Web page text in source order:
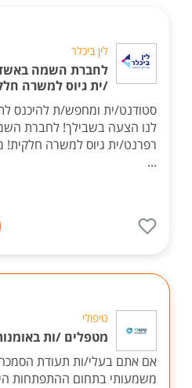
לין ביכלר
לחברת השמה
/ית גיוס למשרה
סטודנט/ית ומחפש/ת להיכנס
לנו הצעה בשבילך! לחברת
רפרנט/ית גיוס למשרה חלקית!
...
טיפולי
מטפלים /ות
אם אתם בעלי/ות תעודת הסמכה
משמעותי בתחום ההתפתחות